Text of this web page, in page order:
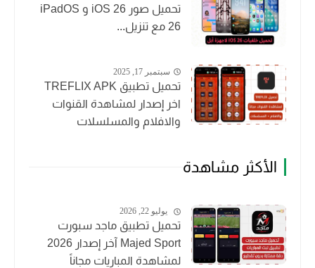
تحميل صور iOS 26 و iPadOS
26 مع تنزيل...
سبتمبر 17, 2025
تحميل تطبيق TREFLIX APK
اخر إصدار لمشاهدة القنوات
والافلام والمسلسلات
الأكثر مشاهدة
يوليو 22, 2026
تحميل تطبيق ماجد سبورت
Majed Sport آخر إصدار 2026
لمشاهدة المباريات مجاناً